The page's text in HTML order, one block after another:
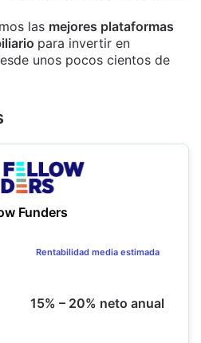
las mejores plataformas
para invertir en
unos pocos cientos de
Funders
Rentabilidad media estimada
15% – 20% neto anual